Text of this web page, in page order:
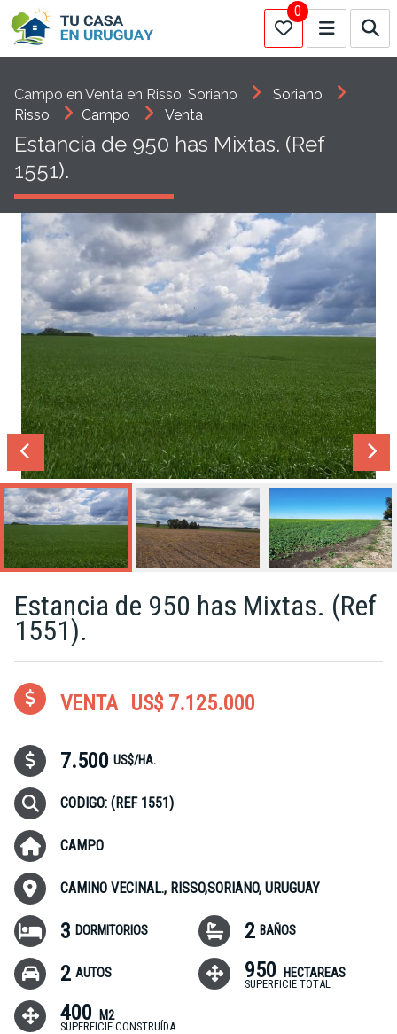
0
Campo en Venta en Risso, Soriano
Soriano
Risso
Campo Venta
Estancia de 950 has Mixtas. (Ref
1551).
Estancia de 950 has Mixtas. (Ref
1551).
VENTA US$ 7.125.000
7.500 US$/HA.
CODIGO: (REF 1551)
CAMPO
CAMINO VECINAL., RISSO,SORIANO, URUGUAY
3 DORMITORIOS 2 BAÑOS
2 AUTOS 950 HECTAREAS
SUPERFICIE TOTAL
400 M2
SUPERFICIE CONSTRUÍDA